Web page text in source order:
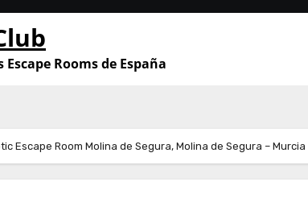
Rooms de España
Escape Room Molina de Segura, Molina de Segura – Murcia